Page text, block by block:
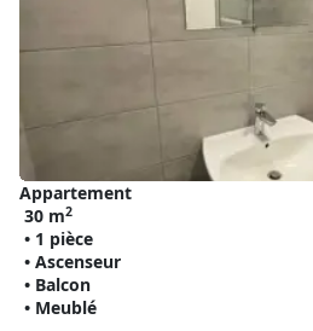
Appartement
30 m2
• 1 pièce
• Ascenseur
• Balcon
• Meublé